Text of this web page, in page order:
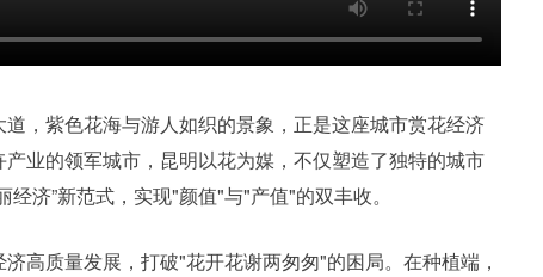
，紫色花海与游人如织的景象，正是这座城市赏花经济
业的领军城市，昆明以花为媒，不仅塑造了独特的城市
济”新范式，实现"颜值"与"产值"的双丰收。
高质量发展，打破"花开花谢两匆匆"的困局。在种植端，